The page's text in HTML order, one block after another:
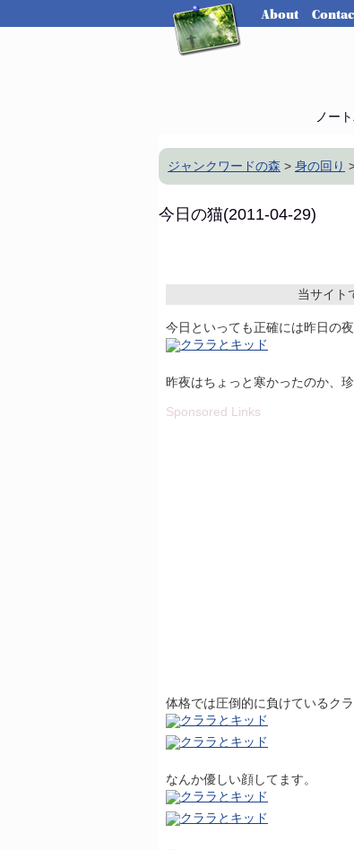
About
ノー
ジャンクワードの森 > 身の回り
今日の猫(2011-04-29)
当サイト
今日といっても正確には昨日の夜
昨夜はちょっと寒かったのか、
Sponsored Links
体格では圧倒的に負けているク
なんか優しい顔してます。